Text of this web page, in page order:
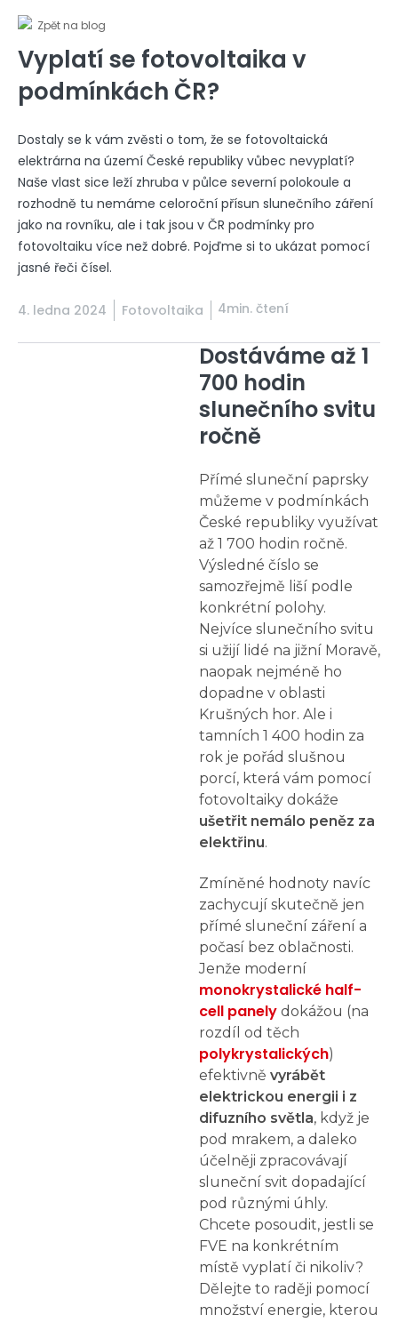
Zpět na blog
Vyplatí se fotovoltaika v
podmínkách ČR?
Dostaly se k vám zvěsti o tom, že se fotovoltaická
elektrárna na území České republiky vůbec nevyplatí?
Naše vlast sice leží zhruba v půlce severní polokoule a
rozhodně tu nemáme celoroční přísun slunečního záření
jako na rovníku, ale i tak jsou v ČR podmínky pro
fotovoltaiku více než dobré. Pojďme si to ukázat pomocí
jasné řeči čísel.
4. ledna 2024 Fotovoltaika 4min. čtení
Dostáváme až 1
700 hodin
slunečního svitu
ročně
Přímé sluneční paprsky
můžeme v podmínkách
České republiky využívat
až 1 700 hodin ročně.
Výsledné číslo se
samozřejmě liší podle
konkrétní polohy.
Nejvíce slunečního svitu
si užijí lidé na jižní Moravě,
naopak nejméně ho
dopadne v oblasti
Krušných hor. Ale i
tamních 1 400 hodin za
rok je pořád slušnou
porcí, která vám pomocí
fotovoltaiky dokáže
ušetřit nemálo peněz za
elektřinu.
Zmíněné hodnoty navíc
zachycují skutečně jen
přímé sluneční záření a
počasí bez oblačnosti.
Jenže moderní
monokrystalické half-
cell panely dokážou (na
rozdíl od těch
polykrystalických)
efektivně vyrábět
elektrickou energii i z
difuzního světla, když je
pod mrakem, a daleko
účelněji zpracovávají
sluneční svit dopadající
pod různými úhly.
Chcete posoudit, jestli se
FVE na konkrétním
místě vyplatí či nikoliv?
Dělejte to raději pomocí
množství energie, kterou